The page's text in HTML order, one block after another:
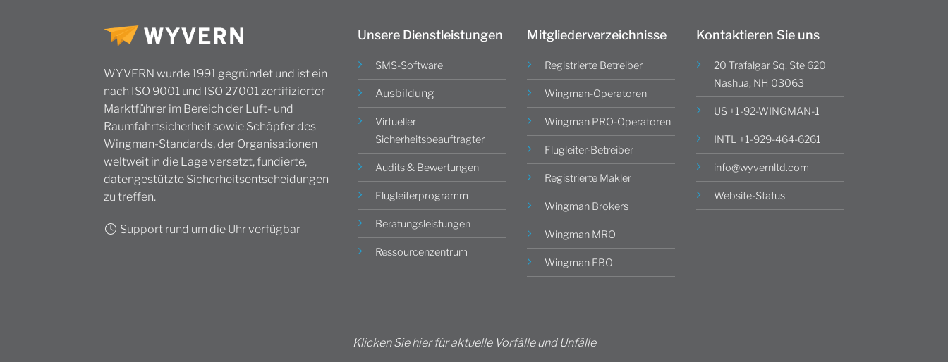
WYVERN wurde 1991 gegründet und ist ein
nach ISO 9001 und ISO 27001 zertifizierter
Marktführer im Bereich der Luft- und
Raumfahrtsicherheit sowie Schöpfer des
Wingman-Standards, der Organisationen
weltweit in die Lage versetzt, fundierte,
datengestützte Sicherheitsentscheidungen
zu treffen.
Support rund um die Uhr verfügbar
Unsere Dienstleistungen
SMS-Software
Ausbildung
Virtueller
Sicherheitsbeauftragter
Audits & Bewertungen
Flugleiterprogramm
Beratungsleistungen
Ressourcenzentrum
Mitgliederverzeichnisse
Registrierte Betreiber
Wingman-Operatoren
Wingman PRO-Operatoren
Flugleiter-Betreiber
Registrierte Makler
Wingman Brokers
Wingman MRO
Wingman FBO
Kontaktieren Sie uns
20 Trafalgar Sq, Ste 620
Nashua, NH 03063
US +1-92-WINGMAN-1
INTL +1-929-464-6261
info@wyvernltd.com
Website-Status
Klicken Sie hier für aktuelle Vorfälle und Unfälle